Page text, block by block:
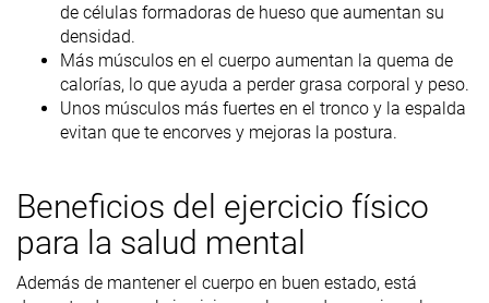
de células formadoras de hueso que aumentan su
densidad.
Más músculos en el cuerpo aumentan la quema de
calorías, lo que ayuda a perder grasa corporal y peso.
Unos músculos más fuertes en el tronco y la espalda
evitan que te encorves y mejoras la postura.
Beneficios del ejercicio físico
para la salud mental
Además de mantener el cuerpo en buen estado, está